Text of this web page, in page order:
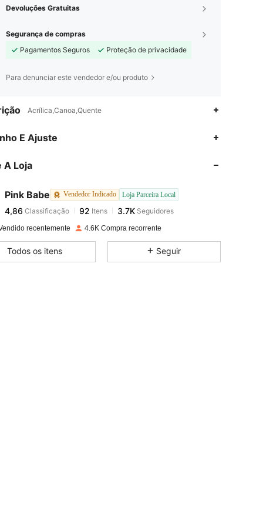
Devoluções Gratuitas
Segurança de compras
Pagamentos Seguros
Proteção de privacidade
Para denunciar este vendedor e/ou produto
Acrílica,Canoa,Quente
E Ajuste
A Loja
Pink Babe Vendedor Indicado Loja Parceira Local
4,86
Classificação 92Itens 3.7KSeguidores
b***8pago 8 horas atrás
recentemente 4.6K Compra recorrente
Todos os itens Seguir